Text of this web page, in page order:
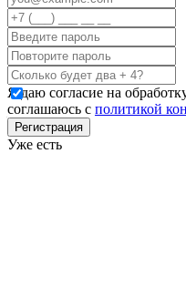
Я даю согласие на
соглашаюсь с политикой
Регистрация
Уже есть